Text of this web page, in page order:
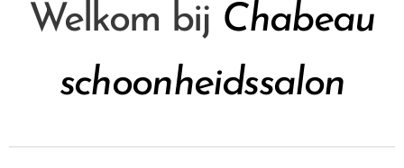
Welkom bij Chabeau
schoonheidssalon